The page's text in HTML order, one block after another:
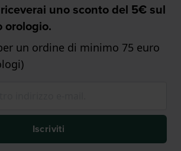
uno sconto del 5€ sul
orologio.
un ordine di minimo 75 euro
Iscriviti